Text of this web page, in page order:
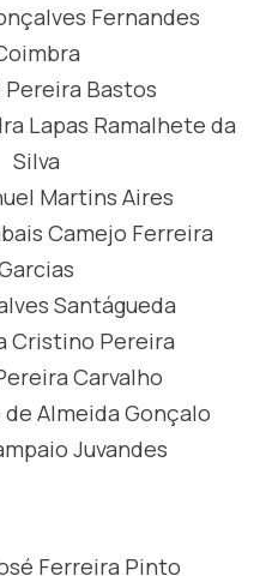
Fernandes
Pereira Bastos
Lapas Ramalhete da
Silva
Martins Aires
Camejo Ferreira
Santágueda
Cristino Pereira
Carvalho
Almeida Gonçalo
Juvandes
Ferreira Pinto